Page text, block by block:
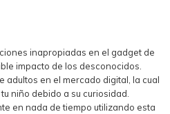
inapropiadas en el gadget de
impacto de los desconocidos.
adultos en el mercado digital, la cual
niño debido a su curiosidad.
en nada de tiempo utilizando esta